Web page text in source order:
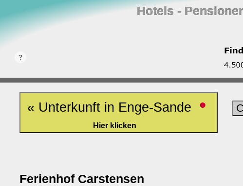
Hotels ‐
« Unterkunft in Enge-Sande •
Hier klicken
Ferienhof Carstensen